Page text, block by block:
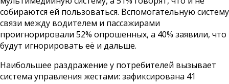
собираются ей пользоваться. Вспомогательную систему
связи между водителем и пассажирами
проигнорировали 52% опрошенных, а 40% заявили, что
будут игнорировать её и дальше.
Наибольшее раздражение у потребителей вызывает
система управления жестами: зафиксирована 41